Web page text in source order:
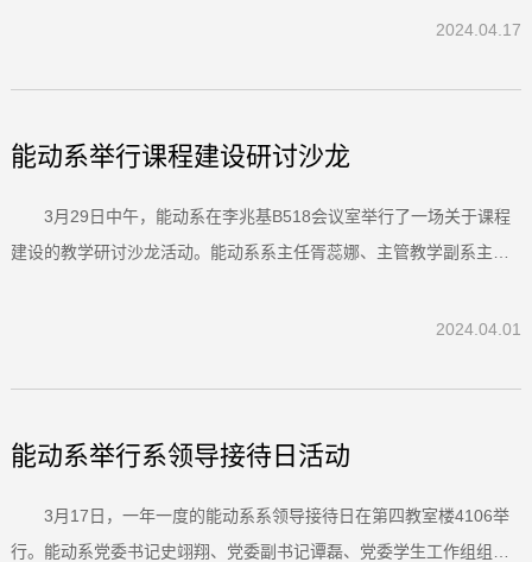
议。交流现场胥蕊娜对任磊一行的到来表示欢迎，介绍了能动系和清
努力...
2024.04.17
能动系举行课程建设研讨沙龙
3月29日中午，能动系在李兆基B518会议室举行了一场关于课程
建设的教学研讨沙龙活动。能动系系主任胥蕊娜、主管教学副系主任
上，杨震详细通报了能动系近一学年的教学评估情况，对课程建设和
面的...
2024.04.01
能动系举行系领导接待日活动
3月17日，一年一度的能动系系领导接待日在第四教室楼4106举
行。能动系党委书记史翊翔、党委副书记谭磊、党委学生工作组组长